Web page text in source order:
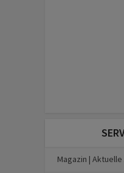
Magazin |